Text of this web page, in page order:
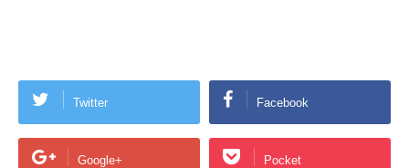
Twitter Facebook
Google+ Pocket